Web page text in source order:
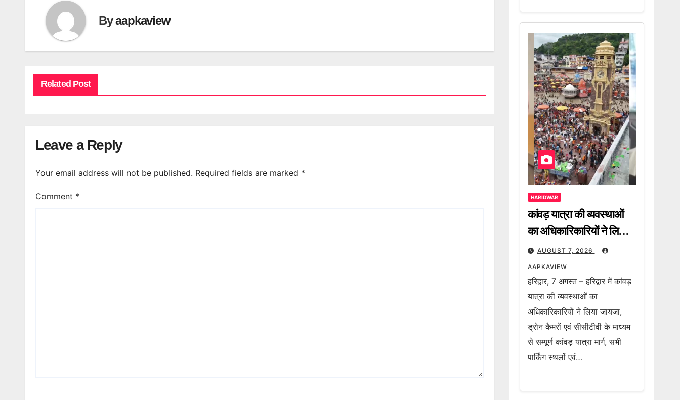
Byaapkaview
Related Post
Leave a Reply
Your email address will not be published. Required fields are marked *
Comment * HARIDWAR
कांवड़ यात्रा की व्यवस्थाओं
का अधिकारिकारियों ने लिया
जायजा, ड्रोन कैमरों एवं
सीसीटीवी के माध्यम से सम्पूर्ण
कांवड़ यात्रा मार्ग की हो रही
लाइव मॉनिटरिंग
AUGUST 7, 2026
AAPKAVIEW
हरिद्वार, 7 अगस्त – हरिद्वार में कांवड़
यात्रा की व्यवस्थाओं का
अधिकारिकारियों ने लिया जायजा,
ड्रोन कैमरों एवं सीसीटीवी के माध्यम
से सम्पूर्ण कांवड़ यात्रा मार्ग, सभी
पार्किंग स्थलों एवं…